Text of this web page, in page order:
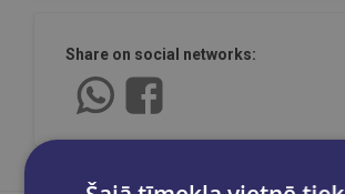
Share on social networks: